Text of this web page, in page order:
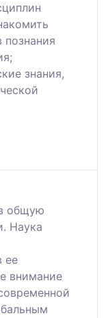
знания,
общую
Наука
ее
внимание